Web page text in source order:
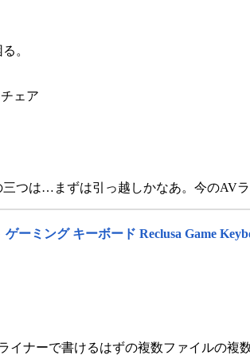
。
ェア
つは…まずは引っ越しかなあ。今のAVラ
ーミング キーボード Reclusa Game
イナーで書けるはずの複数ファイルの